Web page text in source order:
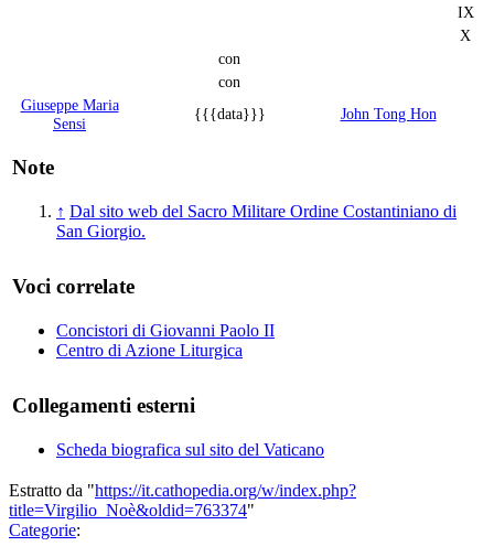
IX
X
con
con
Giuseppe Maria
Sensi
{{{data}}} John Tong Hon
Note
↑ Dal sito web del Sacro Militare Ordine Costantiniano di
San Giorgio.
Voci correlate
Concistori di Giovanni Paolo II
Centro di Azione Liturgica
Collegamenti esterni
Scheda biografica sul sito del Vaticano
Estratto da "https://it.cathopedia.org/w/index.php?
title=Virgilio_Noè&oldid=763374"
Categorie: